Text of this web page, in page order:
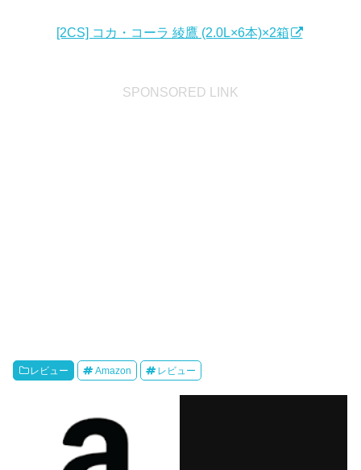
[2CS] コカ・コーラ 綾鷹 (2.0L×6本)×2箱
SPONSORED LINK
レビュー Amazon レビュー